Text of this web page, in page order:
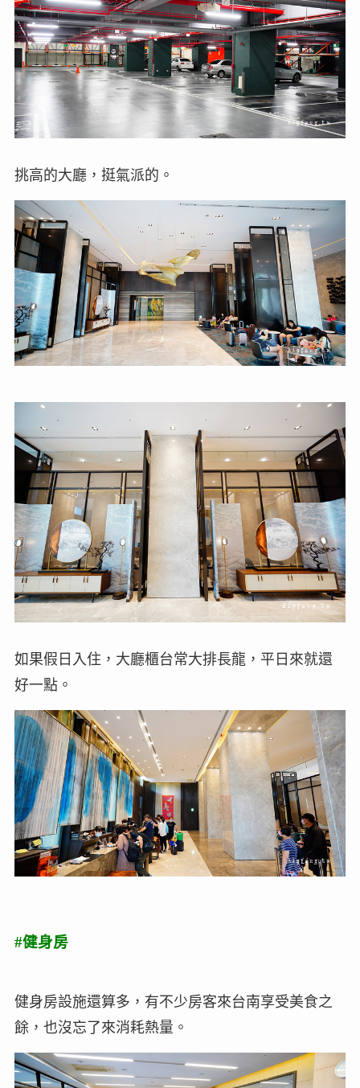
挑高的大廳，挺氣派的。
如果假日入住，大廳櫃台常大排長龍，平日來就還
好一點。
#健身房
健身房設施還算多，有不少房客來台南享受美食之
餘，也沒忘了來消耗熱量。